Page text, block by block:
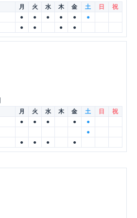
月 火 水 木 金 土 日
祝
● ● ● ● ●
●
● ● ● ●
月 火 水 木 金 土 日
祝
● ● ● ●
●
●
● ● ● ●